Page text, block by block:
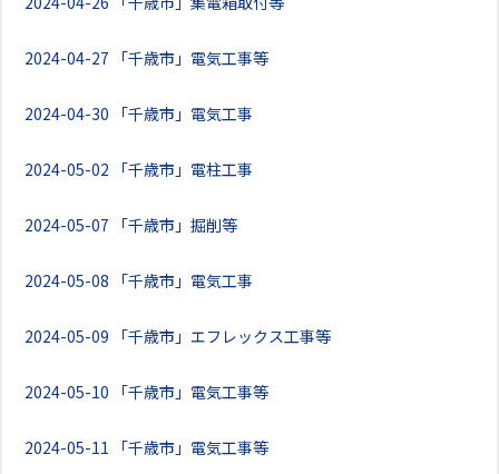
2024-04-27 「千歳市」電気工事等
2024-04-30 「千歳市」電気工事
2024-05-02 「千歳市」電柱工事
2024-05-07 「千歳市」掘削等
2024-05-08 「千歳市」電気工事
2024-05-09 「千歳市」エフレックス工事等
2024-05-10 「千歳市」電気工事等
2024-05-11 「千歳市」電気工事等